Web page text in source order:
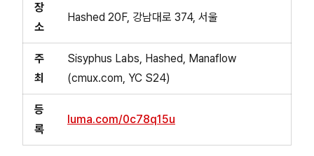
장
소
Hashed 20F, 강남대로 374, 서울
주
최
Sisyphus Labs, Hashed, Manaflow
(cmux.com, YC S24)
등
록
luma.com/0c78q15u